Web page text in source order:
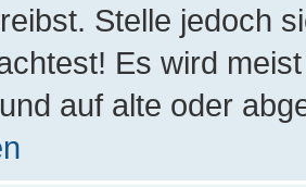
Stelle jedoch
Es wird
auf alte oder